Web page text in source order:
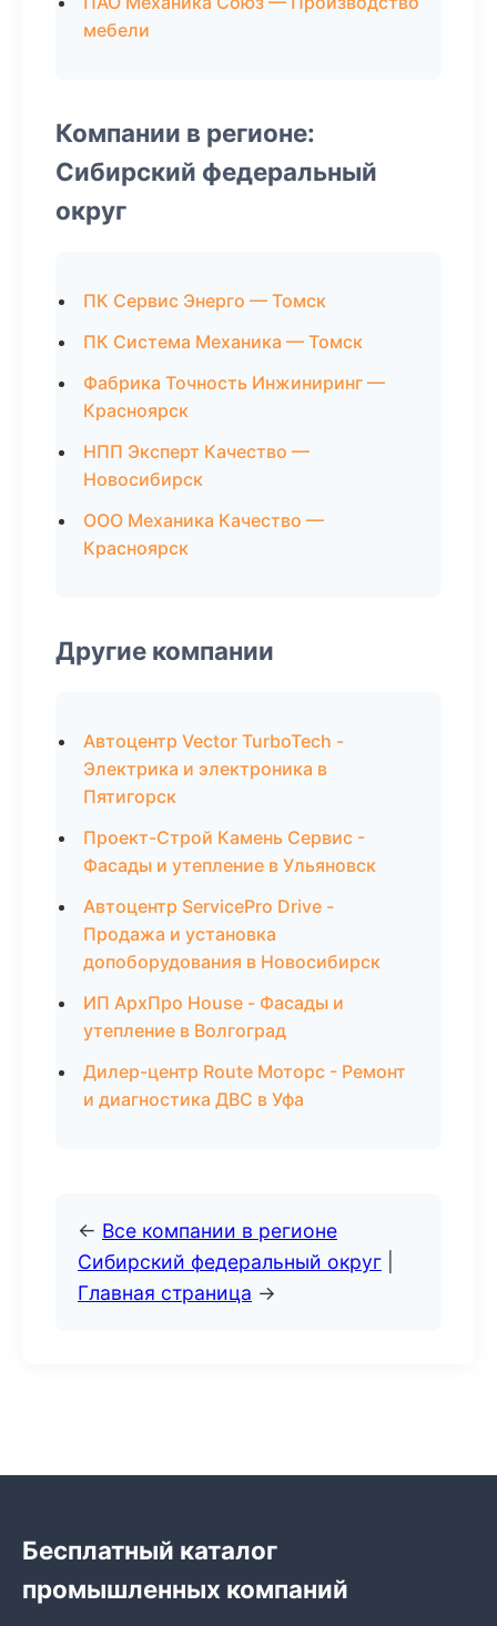
мебели
Компании в регионе:
Сибирский федеральный
округ
ПК Сервис Энерго — Томск
ПК Система Механика — Томск
Фабрика Точность Инжиниринг —
Красноярск
НПП Эксперт Качество —
Новосибирск
ООО Механика Качество —
Красноярск
Другие компании
Автоцентр Vector TurboTech -
Электрика и электроника в
Пятигорск
Проект-Строй Камень Сервис -
Фасады и утепление в Ульяновск
Автоцентр ServicePro Drive -
Продажа и установка
допоборудования в Новосибирск
ИП АрхПро House - Фасады и
утепление в Волгоград
Дилер-центр Route Моторс - Ремонт
и диагностика ДВС в Уфа
← Все компании в регионе
Сибирский федеральный округ
Главная страница →
Бесплатный каталог
промышленных компаний